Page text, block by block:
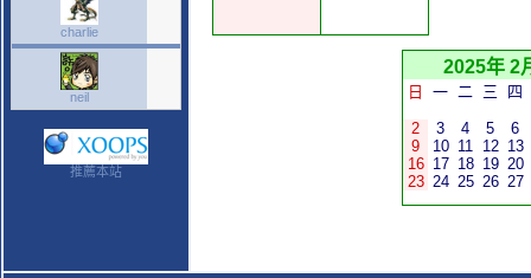
charlie
neil
推薦本站
2025年 2
日 一 二 三 四
2 3 4 5
6
9
10 11 12 13
16 17 18 19 20
23 24 25 26 27